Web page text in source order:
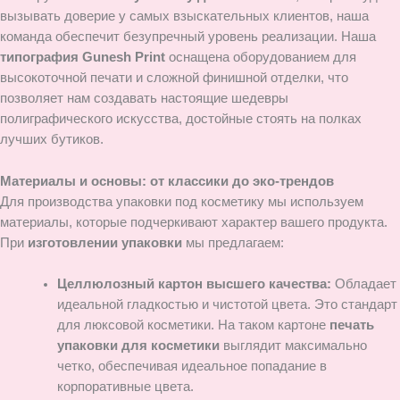
вызывать доверие у самых взыскательных клиентов, наша
команда обеспечит безупречный уровень реализации. Наша
типография Gunesh Print оснащена оборудованием для
высокоточной печати и сложной финишной отделки, что
позволяет нам создавать настоящие шедевры
полиграфического искусства, достойные стоять на полках
лучших бутиков.
Материалы и основы: от классики до эко-трендов
Для производства упаковки под косметику мы используем
материалы, которые подчеркивают характер вашего продукта.
При изготовлении упаковки мы предлагаем:
Целлюлозный картон высшего качества: Обладает
идеальной гладкостью и чистотой цвета. Это стандарт
для люксовой косметики. На таком картоне печать
упаковки для косметикивыглядит максимально
четко, обеспечивая идеальное попадание в
корпоративные цвета.